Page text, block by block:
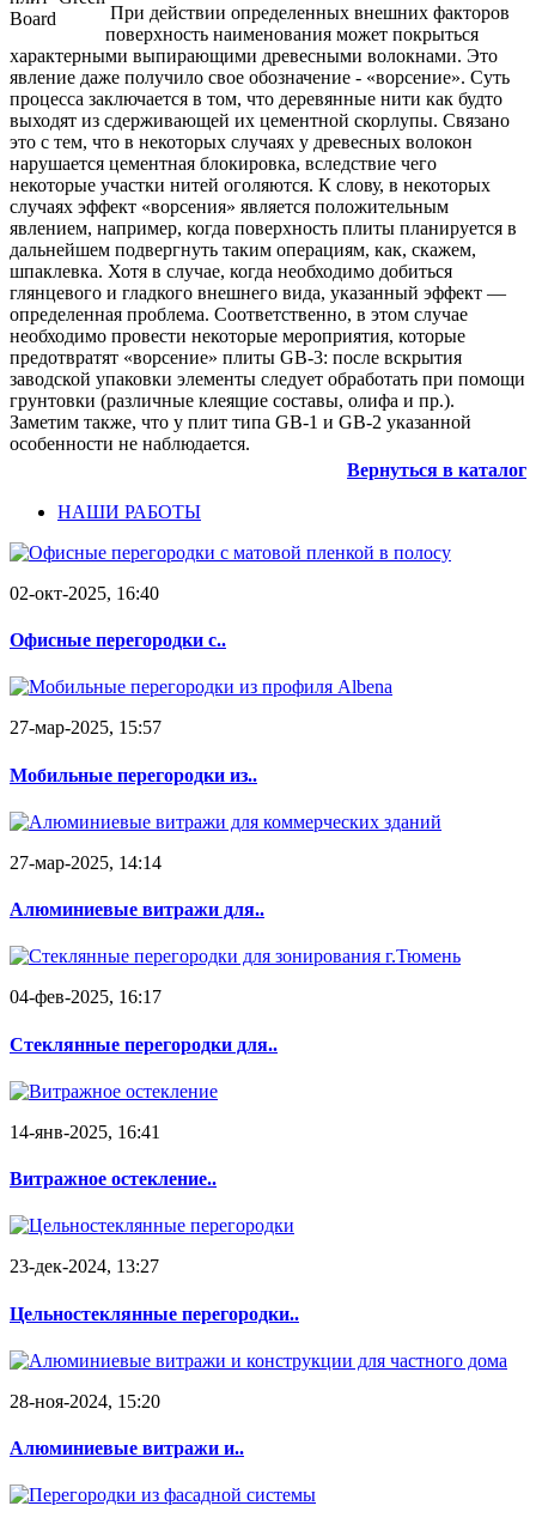
При действии определенных внешних факторов
поверхность наименования может покрыться
характерными выпирающими древесными волокнами. Это
явление даже получило свое обозначение - «ворсение». Суть
процесса заключается в том, что деревянные нити как будто
выходят из сдерживающей их цементной скорлупы. Связано
это с тем, что в некоторых случаях у древесных волокон
нарушается цементная блокировка, вследствие чего
некоторые участки нитей оголяются. К слову, в некоторых
случаях эффект «ворсения» является положительным
явлением, например, когда поверхность плиты планируется в
дальнейшем подвергнуть таким операциям, как, скажем,
шпаклевка. Хотя в случае, когда необходимо добиться
глянцевого и гладкого внешнего вида, указанный эффект —
определенная проблема. Соответственно, в этом случае
необходимо провести некоторые мероприятия, которые
предотвратят «ворсение» плиты GB-3: после вскрытия
заводской упаковки элементы следует обработать при помощи
грунтовки (различные клеящие составы, олифа и пр.).
Заметим также, что у плит типа GB-1 и GB-2 указанной
особенности не наблюдается.
Вернуться в каталог
НАШИ РАБОТЫ
02-окт-2025, 16:40
Офисные перегородки с..
27-мар-2025, 15:57
Мобильные перегородки из..
27-мар-2025, 14:14
Алюминиевые витражи для..
04-фев-2025, 16:17
Стеклянные перегородки для..
14-янв-2025, 16:41
Витражное остекление..
23-дек-2024, 13:27
Цельностеклянные перегородки..
28-ноя-2024, 15:20
Алюминиевые витражи и..